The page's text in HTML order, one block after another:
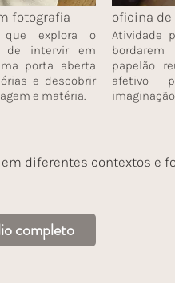
diferentes contextos e
fotografia
que explora o
de intervir em
porta aberta
e descobrir
e matéria.
oficina
Atividade
papelão
afetivo
completo